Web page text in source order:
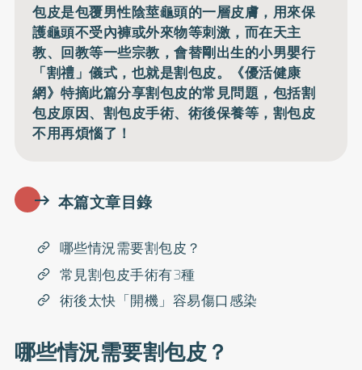
包皮是包覆男性陰莖龜頭的一層皮膚，用來保
護龜頭不受內褲或外來物等刺激，而在天主
教、回教等一些宗教，會替剛出生的小男嬰行
「割禮」儀式，也就是割包皮。《優活健康
網》特摘此篇分享割包皮的常見問題，包括割
包皮原因、割包皮手術、術後保養等，割包皮
不用再煩惱了！
本篇文章目錄
哪些情況需要割包皮？
常見割包皮手術有3種
術後太快「開機」容易傷口感染
哪些情況需要割包皮？